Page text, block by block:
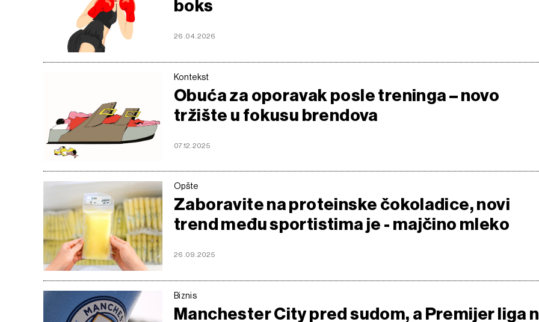
boks
26.04.2026
Kontekst
Obuća za oporavak posle treninga – novo
tržište u fokusu brendova
07.12.2025
Opšte
Zaboravite na proteinske čokoladice, novi
trend među sportistima je - majčino mleko
26.09.2025
Biznis
Manchester City pred sudom, a Premijer liga